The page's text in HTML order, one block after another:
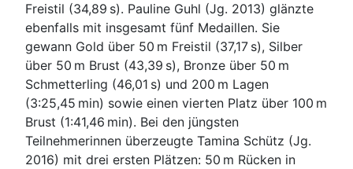
Freistil (34,89 s). Pauline Guhl (Jg. 2013) glänzte
ebenfalls mit insgesamt fünf Medaillen. Sie
gewann Gold über 50 m Freistil (37,17 s), Silber
über 50 m Brust (43,39 s), Bronze über 50 m
Schmetterling (46,01 s) und 200 m Lagen
(3:25,45 min) sowie einen vierten Platz über 100 m
Brust (1:41,46 min). Bei den jüngsten
Teilnehmerinnen überzeugte Tamina Schütz (Jg.
2016) mit drei ersten Plätzen: 50 m Rücken in